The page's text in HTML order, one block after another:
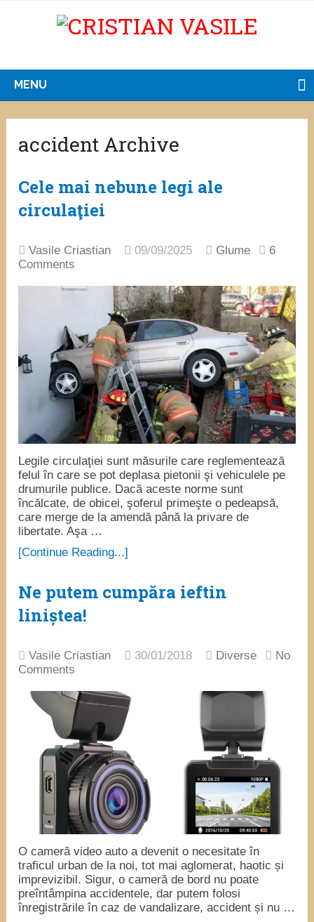
MENU
accident Archive
Cele mai nebune legi ale
circulaţiei
Vasile Criastian 09/09/2025 Glume
6
Comments
Legile circulaţiei sunt măsurile care reglementează
felul în care se pot deplasa pietonii şi vehiculele pe
drumurile publice. Dacă aceste norme sunt
încălcate, de obicei, şoferul primeşte o pedeapsă,
care merge de la amendă până la privare de
libertate. Aşa …
[Continue Reading...]
Ne putem cumpăra ieftin
liniștea!
Vasile Criastian 30/01/2018 Diverse
No
Comments
O cameră video auto a devenit o necesitate în
traficul urban de la noi, tot mai aglomerat, haotic și
imprevizibil. Sigur, o cameră de bord nu poate
preîntâmpina accidentele, dar putem folosi
înregistrările în caz de vandalizare, accident și nu …